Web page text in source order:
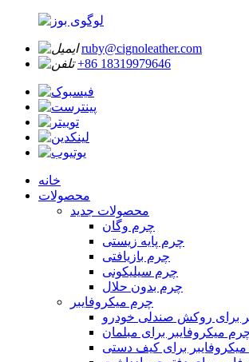
ruby@cignoleather.com
‎+86 18319979646‎
خانه
محصولات
محصولات جدید
چرم وگان
چرم پایه زیستی
چرم بازیافتی
چرم سیلیکونی
چرم بدون حلال
چرم میکروفایبر
برای روکش صندلی خودرو
میکروفایبر برای مبلمان
برای کیف دستی